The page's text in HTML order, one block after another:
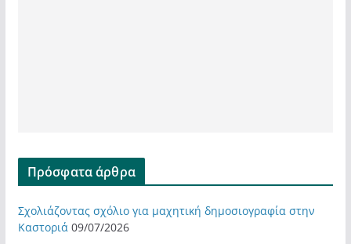
Πρόσφατα άρθρα
Σχολιάζοντας σχόλιο για μαχητική δημοσιογραφία στην
Καστοριά 09/07/2026